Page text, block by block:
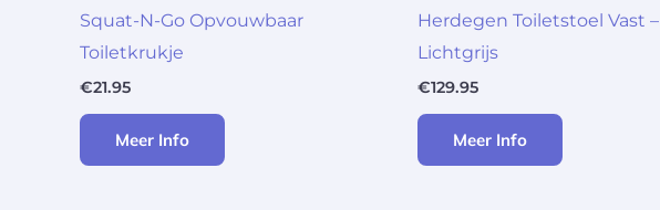
Squat-N-Go Opvouwbaar
Toiletkrukje
€21.95
Meer Info
Herdegen Toiletstoel Vast –
Lichtgrijs
€129.95
Meer Info